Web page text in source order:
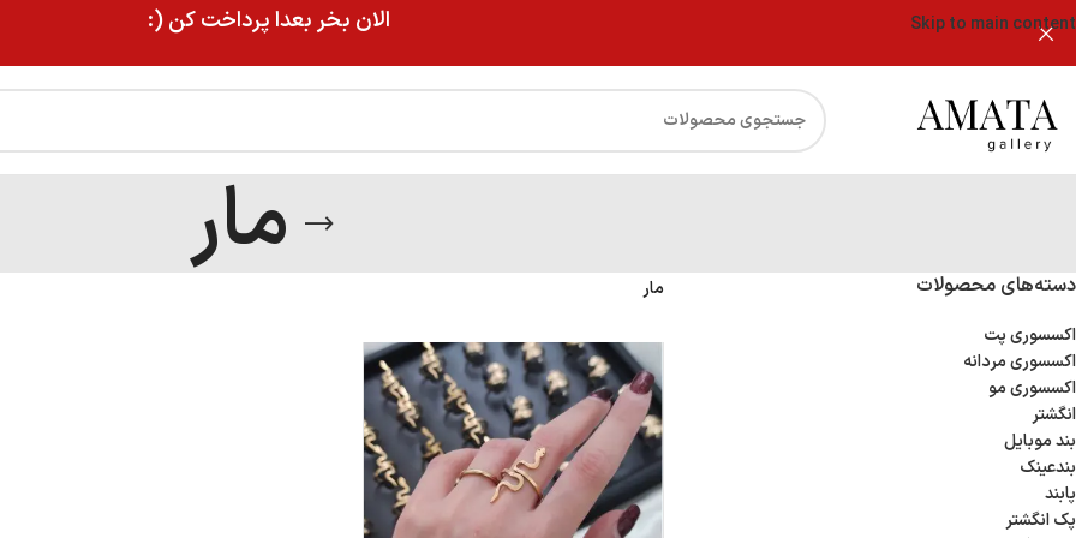
Skip to main content الان بخر بعدا پرداخت کن (:
مار
دسته‌های محصولات
اکسسوری پت
اکسسوری مردانه
اکسسوری مو
انگشتر
بند موبایل
بندعینک
پابند
پک انگشتر
مار